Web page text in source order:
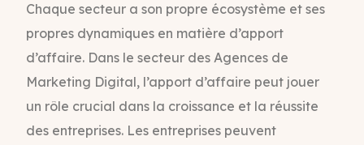
Chaque secteur a son propre écosystème et ses
propres dynamiques en matière d’apport
d’affaire. Dans le secteur des Agences de
Marketing Digital, l’apport d’affaire peut jouer
un rôle crucial dans la croissance et la réussite
des entreprises. Les entreprises peuvent